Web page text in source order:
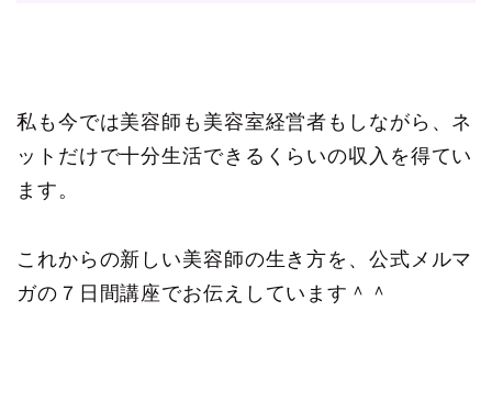
私も今では美容師も美容室経営者もしながら、ネ
ットだけで十分生活できるくらいの収入を得てい
ます。
これからの新しい美容師の生き方を、公式メルマ
ガの７日間講座でお伝えしています＾＾